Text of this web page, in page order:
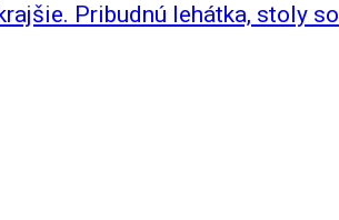
Pribudnú lehátka, stoly so